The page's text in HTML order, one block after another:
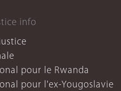
info
pour le Rwanda
pour l'ex-Yougoslavie